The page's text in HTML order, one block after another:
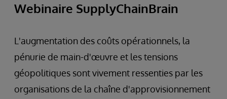
Webinaire SupplyChainBrain
L'augmentation des coûts opérationnels, la
pénurie de main-d'œuvre et les tensions
géopolitiques sont vivement ressenties par les
organisations de la chaîne d'approvisionnement